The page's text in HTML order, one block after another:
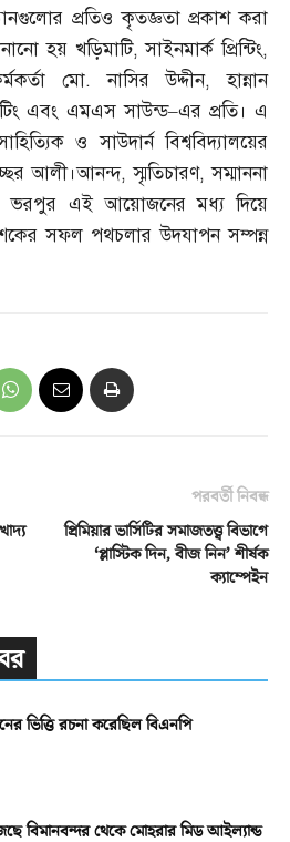
প্রতিও কৃতজ্ঞতা প্রকাশ করা
হয় খড়িমাটি,সাইনমার্ক প্রিন্টিং,
মো.নাসির উদ্দীন,হান্নান
এবং এমএস সাউন্ড–এর প্রতি। এ
ও সাউদার্ন বিশ্ববিদ্যালয়ের
আলী।আনন্দ,স্মৃতিচারণ,সম্মাননা
ভরপুর এই আয়োজনের মধ্য দিয়ে
সফল পথচলার উদযাপন সম্পন্ন
পরবর্তী নিবন্ধ
প্রিমিয়ার ভার্সিটির সমাজতত্ত্ব বিভাগে
‘প্লাস্টিক দিন, বীজ নিন’ শীর্ষক
ক্যাম্পেইন
ভিত্তি রচনা করেছিল বিএনপি
বিমানবন্দর থেকে মোহরার মিড আইল্যান্ড